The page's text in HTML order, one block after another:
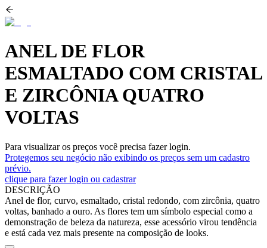
ANEL DE FLOR
ESMALTADO COM CRISTAL
E ZIRCÔNIA QUATRO
VOLTAS
Para visualizar os preços você precisa fazer login.
Protegemos seu negócio não exibindo os preços sem um cadastro
prévio.
clique para fazer login ou cadastrar
DESCRIÇÃO
Anel de flor, curvo, esmaltado, cristal redondo, com zircônia, quatro
voltas, banhado a ouro. As flores tem um símbolo especial como a
demonstração de beleza da natureza, esse acessório virou tendência
e está cada vez mais presente na composição de looks.